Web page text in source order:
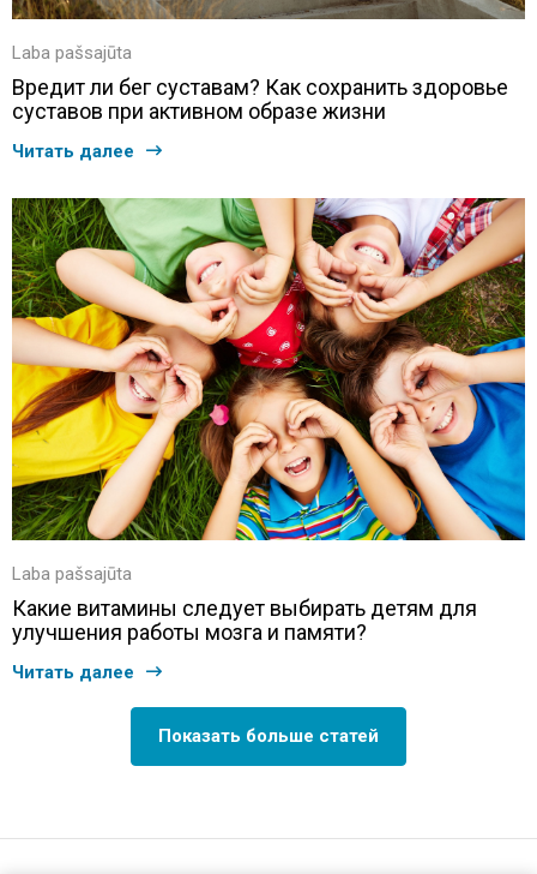
Laba pašsajūta
Вредит ли бег суставам? Как сохранить здоровье
суставов при активном образе жизни
Читать далее
Laba pašsajūta
Какие витамины следует выбирать детям для
улучшения работы мозга и памяти?
Читать далее
Показать больше статей